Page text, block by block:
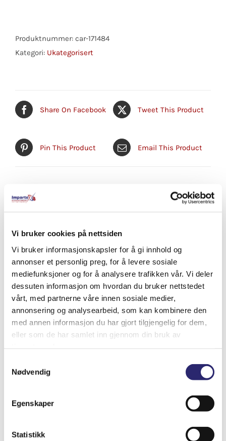
Vi bruker cookies på nettsiden
Vi bruker informasjonskapsler for å gi innhold og
annonser et personlig preg, for å levere sosiale
mediefunksjoner og for å analysere trafikken vår. Vi deler
dessuten informasjon om hvordan du bruker nettstedet
vårt, med partnerne våre innen sosiale medier,
annonsering og analysearbeid, som kan kombinere den
med annen informasjon du har gjort tilgjengelig for dem,
eller som de har samlet inn gjennom din bruk av
Nødvendig
Egenskaper
Statistikk
SV8.5
antall
Produktnummer: car-171484
Kategori: Ukategorisert
Share On Facebook Tweet This Product
Pin This Product Email This Product
Relaterte produkter
ALTERNATOR TH.KING 12V/23A
Detaljer